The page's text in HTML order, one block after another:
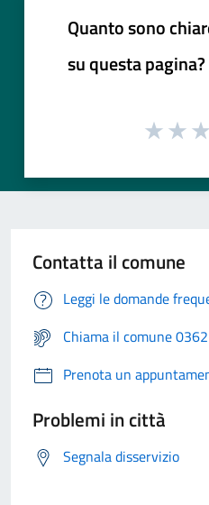
Quanto sono
su questa pagina?
Contatta il comune
Leggi le domande
Chiama il comune
Prenota un
Problemi in città
Segnala disservizio